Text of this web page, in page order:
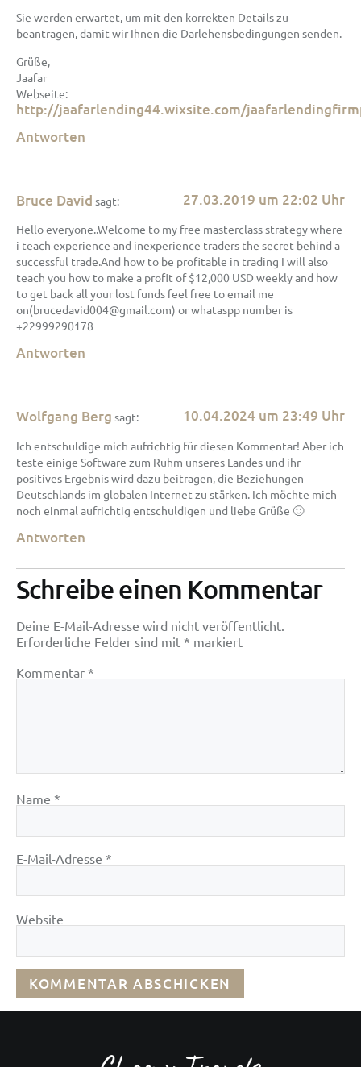
Sie werden erwartet, um mit den korrekten Details zu
beantragen, damit wir Ihnen die Darlehensbedingungen senden.
Grüße,
Jaafar
Webseite:
http://jaafarlending44.wixsite.com/
Antworten
Bruce David sagt: 27.03.2019 um 22:02 Uhr
Hello everyone..Welcome to my free masterclass strategy where
i teach experience and inexperience traders the secret behind a
successful trade.And how to be profitable in trading I will also
teach you how to make a profit of $12,000 USD weekly and how
to get back all your lost funds feel free to email me
on(brucedavid004@gmail.com) or whataspp number is
+22999290178
Antworten
Wolfgang Berg sagt: 10.04.2024 um 23:49 Uhr
Ich entschuldige mich aufrichtig für diesen Kommentar! Aber ich
teste einige Software zum Ruhm unseres Landes und ihr
positives Ergebnis wird dazu beitragen, die Beziehungen
Deutschlands im globalen Internet zu stärken. Ich möchte mich
noch einmal aufrichtig entschuldigen und liebe Grüße 🙂
Antworten
Schreibe einen Kommentar
Deine E-Mail-Adresse wird nicht veröffentlicht.
Erforderliche Felder sind mit * markiert
Kommentar *
Name *
E-Mail-Adresse *
Website